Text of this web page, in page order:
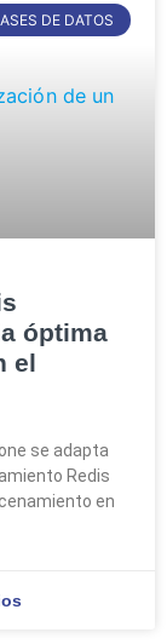
DE DATOS
óptima
el
se adapta
Redis
en